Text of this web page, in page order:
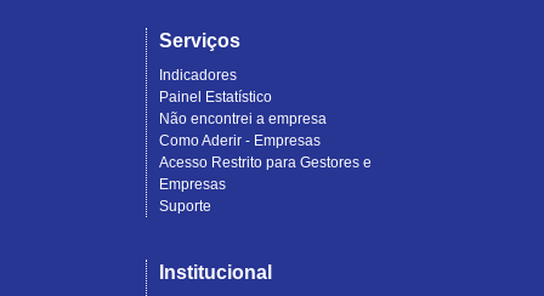
Serviços
Indicadores
Painel Estatístico
Não encontrei a empresa
Como Aderir - Empresas
Acesso Restrito para Gestores e
Empresas
Suporte
Institucional